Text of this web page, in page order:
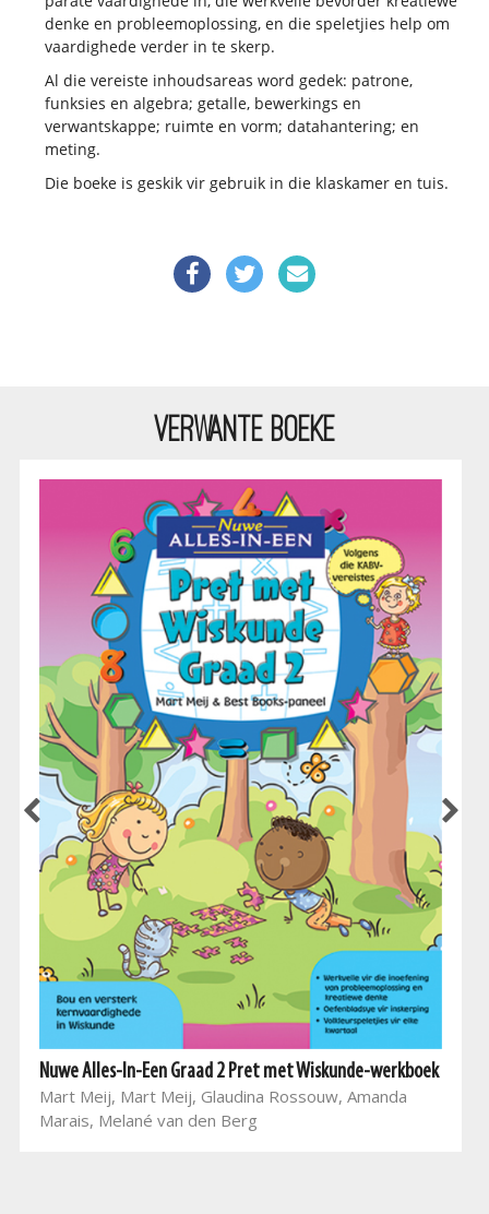
denke en probleemoplossing, en die speletjies help om
vaardighede verder in te skerp.
Al die vereiste inhoudsareas word gedek: patrone,
funksies en algebra; getalle, bewerkings en
verwantskappe; ruimte en vorm; datahantering; en
meting.
Die boeke is geskik vir gebruik in die klaskamer en tuis.
VERWANTE BOEKE
Nuwe Alles-In-Een Graad 2 Pret met Wiskunde-werkboek
Mart Meij, Mart Meij, Glaudina Rossouw, Amanda
Marais, Melané van den Berg